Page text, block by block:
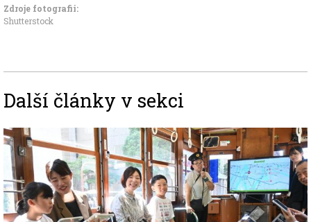
Zdroje fotografii:
Shutterstock
Další články v sekci
Image